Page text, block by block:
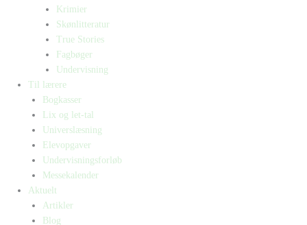
Krimier
Skønlitteratur
True Stories
Fagbøger
Undervisning
Til lærere
Bogkasser
Lix og let-tal
Universlæsning
Elevopgaver
Undervisningsforløb
Messekalender
Aktuelt
Artikler
Blog